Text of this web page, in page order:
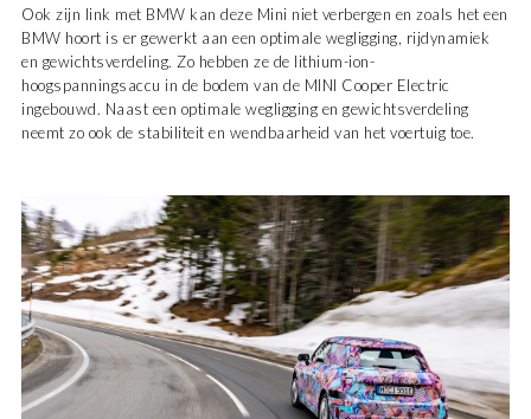
Ook zijn link met BMW kan deze Mini niet verbergen en zoals het een
BMW hoort is er gewerkt aan een optimale wegligging, rijdynamiek
en gewichtsverdeling. Zo hebben ze de lithium-ion-
hoogspanningsaccu in de bodem van de MINI Cooper Electric
ingebouwd. Naast een optimale wegligging en gewichtsverdeling
neemt zo ook de stabiliteit en wendbaarheid van het voertuig toe.